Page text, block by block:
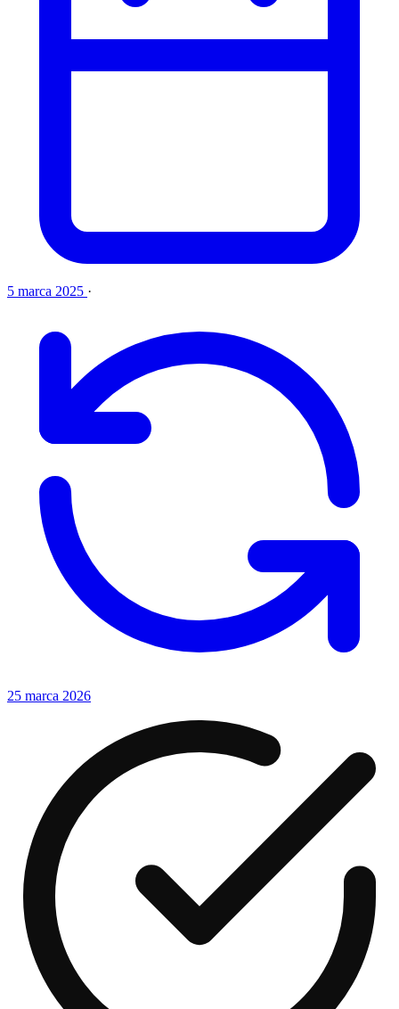
5 marca 2025 ·
25 marca 2026